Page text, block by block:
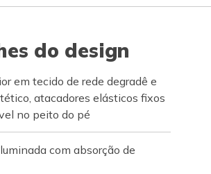
do design
em tecido de rede degradê e
atacadores elásticos fixos
no peito do pé
com absorção de